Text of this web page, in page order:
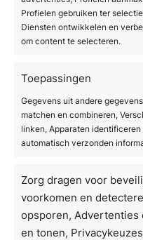
Profielen gebruiken ter
Diensten ontwikkelen en
om content te selecteren.
Toepassingen
Gegevens uit andere
matchen en combineren,
linken, Apparaten identificeren
automatisch verzonden
Zorg dragen voor
voorkomen en
opsporen, Advertenties
en tonen,
marketing,
investeringen.
veel gevallen
bedrijfskosten,
oplevert.
Flexibiliteit:Bij
upgraden naar
dat je met een
zitten.